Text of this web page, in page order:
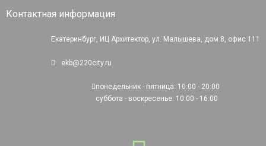
Контактная информация
Екатеринбург, ИЦ Архитектор, ул. Малышева, дом 8, офис 111
ekb@220city.ru
понедельник - пятница: 10:00 - 20:00
суббота - воскресенье: 10:00 - 16:00